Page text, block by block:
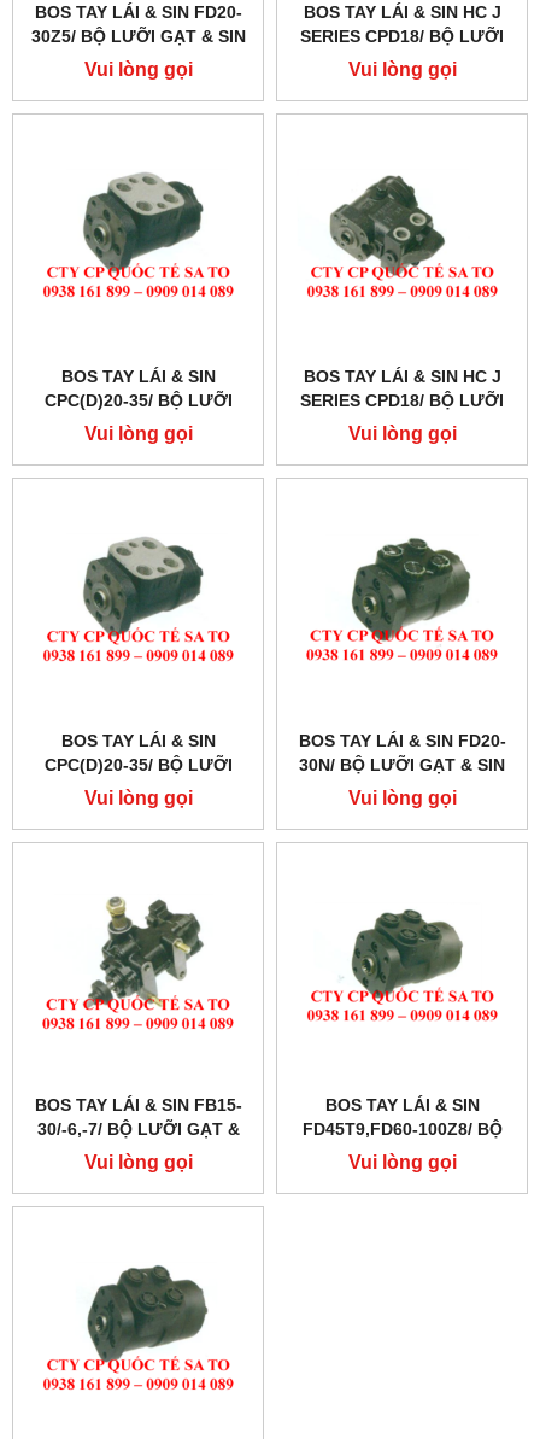
BOS TAY LÁI & SIN FD20-
30Z5/ BỘ LƯỠI GẠT & SIN
PHỐT LÁI
Vui lòng gọi
BOS TAY LÁI & SIN HC J
SERIES CPD18/ BỘ LƯỠI
GẠT & SIN PHỐT LÁI
Vui lòng gọi
BOS TAY LÁI & SIN
CPC(D)20-35/ BỘ LƯỠI
GẠT & SIN PHỐT LÁI
Vui lòng gọi
BOS TAY LÁI & SIN HC J
SERIES CPD18/ BỘ LƯỠI
GẠT & SIN PHỐT LÁI
Vui lòng gọi
BOS TAY LÁI & SIN
CPC(D)20-35/ BỘ LƯỠI
GẠT & SIN PHỐT LÁI
Vui lòng gọi
BOS TAY LÁI & SIN FD20-
30N/ BỘ LƯỠI GẠT & SIN
PHỐT LÁI
Vui lòng gọi
BOS TAY LÁI & SIN FB15-
30/-6,-7/ BỘ LƯỠI GẠT &
SIN PHỐT LÁI
Vui lòng gọi
BOS TAY LÁI & SIN
FD45T9,FD60-100Z8/ BỘ
LƯỠI GẠT & SIN PHỐT LÁI
Vui lòng gọi